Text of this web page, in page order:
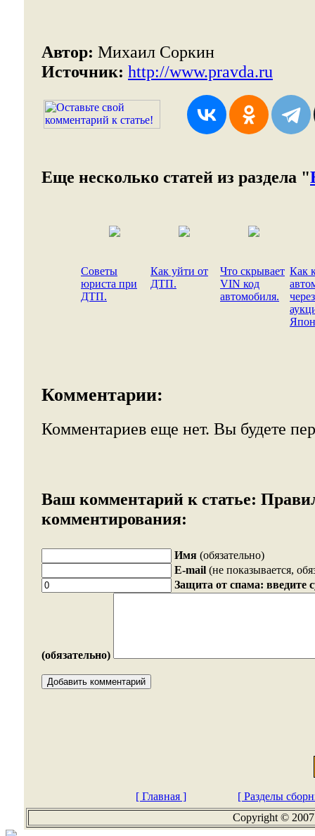
Автор: Михаил Соркин
Источник: http://www.pravda.ru
Еще несколько статей из раздела "
Советы
юриста при
ДТП.
Как уйти от
ДТП.
Что скрывает
VIN код
автомобиля.
Как
через
Комментарии:
Комментариев еще нет. Вы будете
Ваш комментарий к статье:
комментирования:
Имя (обязательно)
E-mail (не показывается,
Защита от спама: введите
(обязательно)
[ Главная ]
[ Разделы
Copyright ©